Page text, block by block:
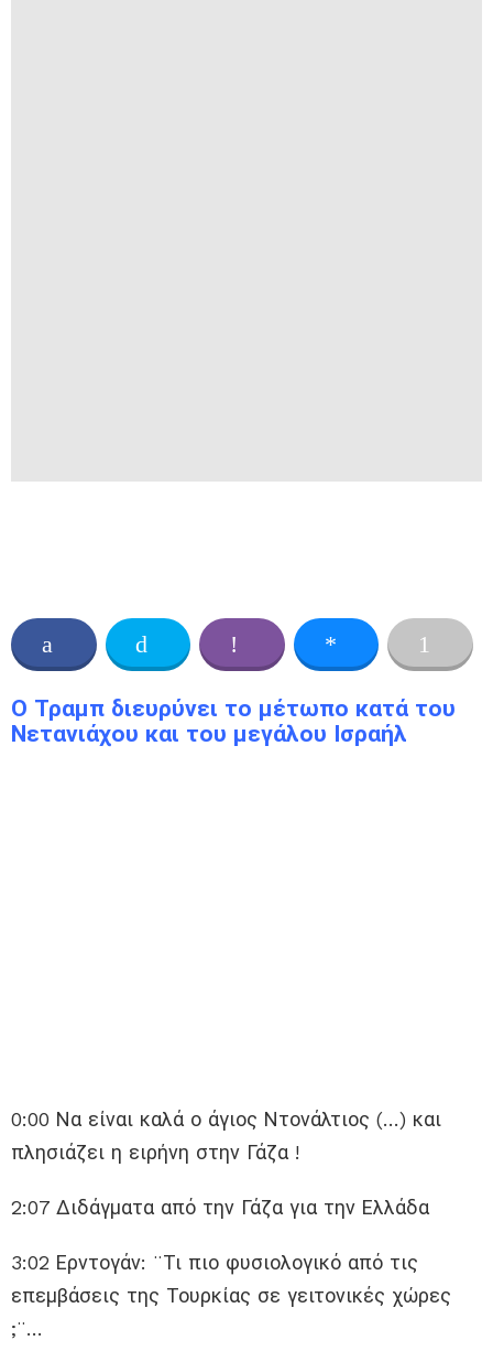
Ο Τραμπ διευρύνει το μέτωπο κατά του
Νετανιάχου και του μεγάλου Ισραήλ
0:00 Να είναι καλά ο άγιος Ντονάλτιος (…) και
πλησιάζει η ειρήνη στην Γάζα !
2:07 Διδάγματα από την Γάζα για την Ελλάδα
3:02 Ερντογάν: ¨Τι πιο φυσιολογικό από τις
επεμβάσεις της Τουρκίας σε γειτονικές χώρες
;¨…